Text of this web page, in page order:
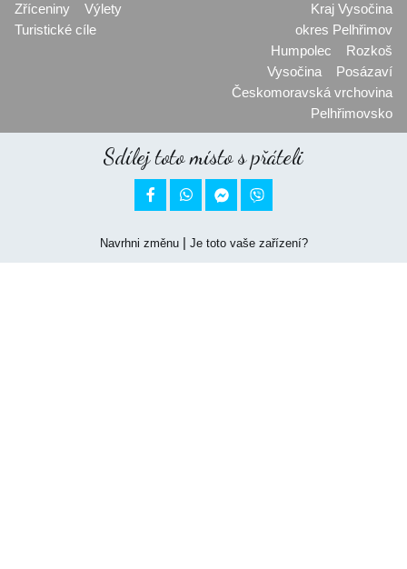
Zříceniny
Výlety
Turistické cíle
Kraj Vysočina
okres Pelhřimov
Humpolec
Rozkoš
Vysočina
Posázaví
Českomoravská vrchovina
Pelhřimovsko
Sdílej toto místo s přáteli
 
Navrhni změnu| Je toto vaše zařízení?